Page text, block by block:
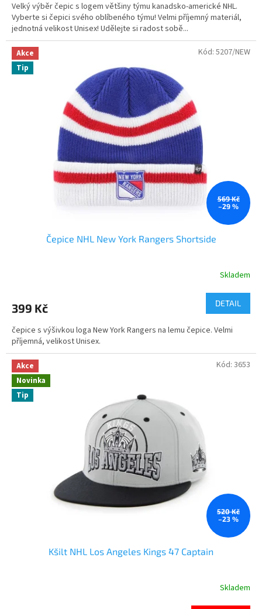
Velký výběr čepic s logem většiny týmu kanadsko-americké NHL.
Vyberte si čepici svého oblíbeného týmu! Velmi příjemný materiál,
jednotná velikost Unisex! Udělejte si radost sobě...
Akce
Tip
569 Kč
–29 %
Čepice NHL New York Rangers Shortside
Skladem
399 Kč DETAIL
čepice s výšivkou loga New York Rangers na lemu čepice. Velmi
příjemná, velikost Unisex.
Kód: 5207/NEW
Akce
Novinka
Tip
520 Kč
–23 %
Kšilt NHL Los Angeles Kings ´47 Captain
Skladem
Kód: 3653